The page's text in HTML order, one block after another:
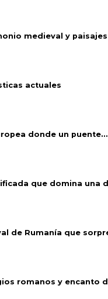
medieval y paisajes
actuales
donde un puente...
que domina una
de Rumanía que
romanos y encanto